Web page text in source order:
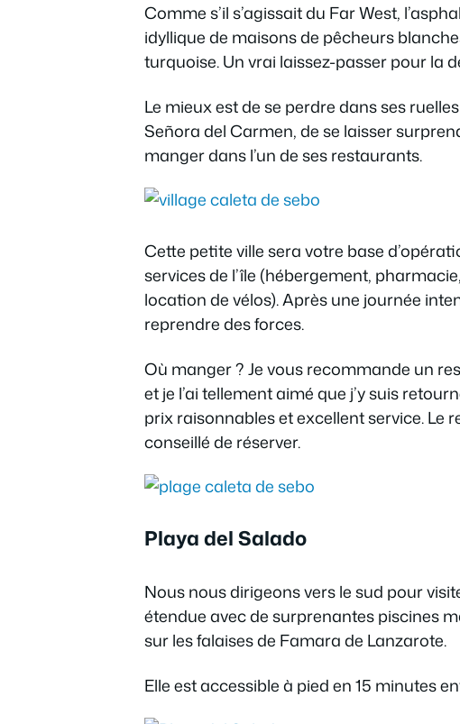
Comme s’il s’agissait du Far West,
idyllique de maisons de pêcheurs
turquoise. Un vrai laissez-passer pour la
Le mieux est de se perdre dans ses
Señora del Carmen, de se laisser
manger dans l’un de ses restaurants.
Cette petite ville sera votre base
services de l’île (hébergement,
location de vélos). Après une journée
reprendre des forces.
Où manger ? Je vous recommande un
et je l’ai tellement aimé que j’y suis
prix raisonnables et excellent service.
conseillé de réserver.
Playa del Salado
Nous nous dirigeons vers le sud pour
étendue avec de surprenantes piscines
sur les falaises de Famara de Lanzarote.
Elle est accessible à pied en 15 minutes